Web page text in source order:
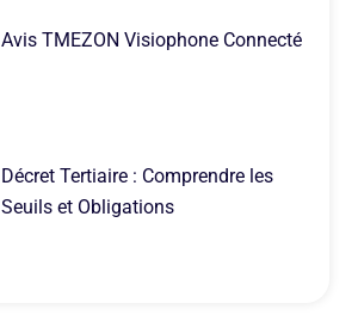
Avis TMEZON Visiophone Connecté
Décret Tertiaire : Comprendre les
Seuils et Obligations